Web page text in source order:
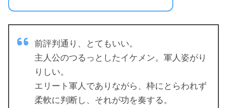
前評判通り、とてもいい。
主人公のつるっとしたイケメン。軍人姿がり
りしい。
エリート軍人でありながら、枠にとらわれず
柔軟に判断し、それが功を奏する。